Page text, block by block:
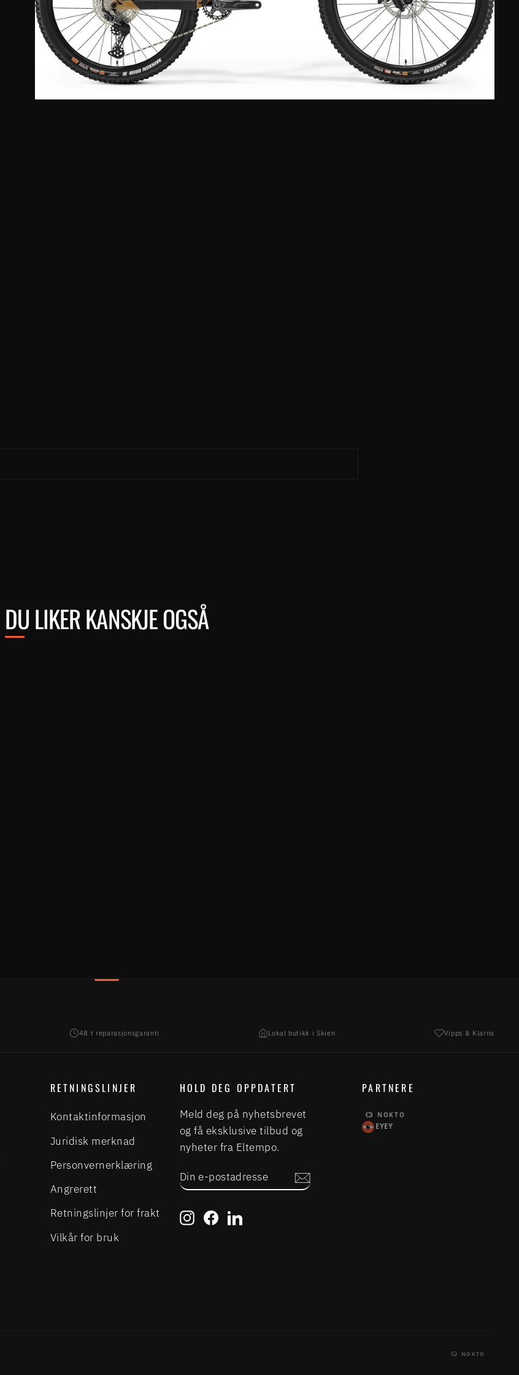
DU LIKER KANSKJE OGSÅ
48 t reparasjonsgaranti Lokal butikk i Skien Vipps & Klarna
RETNINGSLINJER
Kontaktinformasjon
Juridisk merknad
Personvernerklæring
Angrerett
Retningslinjer for frakt
Vilkår for bruk
HOLD DEG OPPDATERT
Meld deg på nyhetsbrevet
og få eksklusive tilbud og
nyheter fra Eltempo.
DIN
E-
ABONNER
Instagram
FacebookLinkedIn
PARTNERE
NOKTO
EYEY
NOKTO